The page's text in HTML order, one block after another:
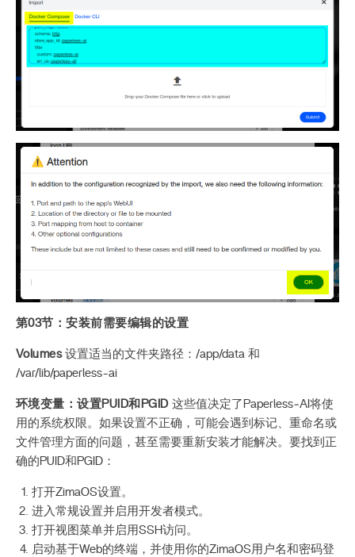
第03节：安装前需要编辑的设置
Volumes设置适当的文件夹路径：/app/data 和
/var/lib/paperless-ai
环境变量：设置PUID和PGID这些值决定了Paperless‑AI将使
用的系统权限。如果设置不正确，可能会遇到标记、重命名或
文件管理方面的问题，甚至需要重新安装才能解决。要找到正
确的PUID和PGID：
打开ZimaOS设置。
进入常规设置并启用开发者模式。
打开视图菜单并启用SSH访问。
启动基于Web的终端，并使用你的ZimaOS用户名和密码登